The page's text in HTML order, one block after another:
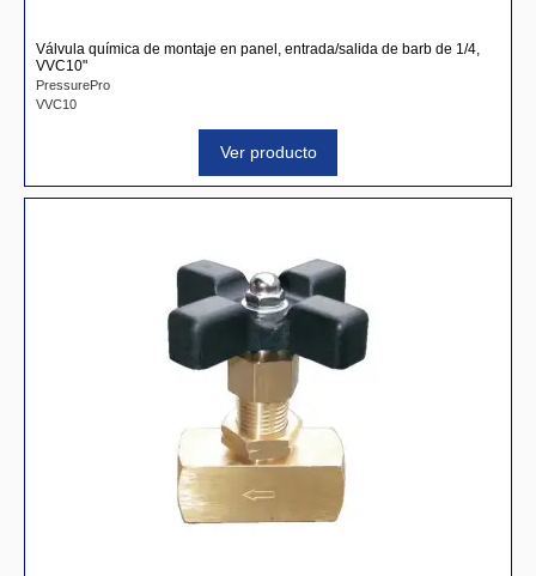
Válvula quí­mica de montaje en panel, entrada/salida de barb de 1/4,
VVC10"
PressurePro
VVC10
Ver producto